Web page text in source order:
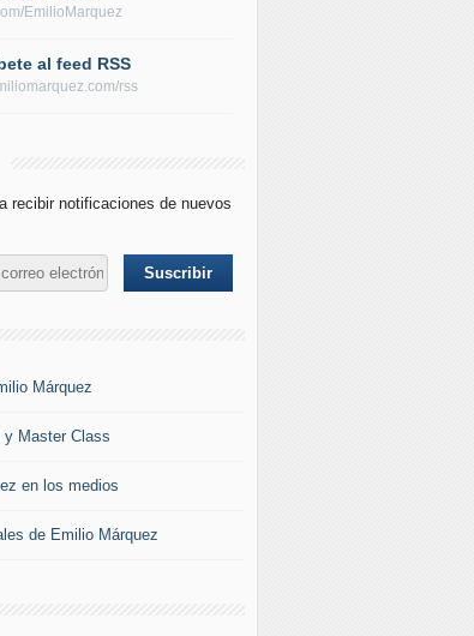
EmilioMarquez
al feed RSS
rss
recibir notificaciones de nuevos
Márquez
y Master Class
en los medios
de Emilio Márquez